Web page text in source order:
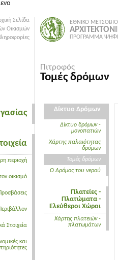
Σελίδα
Οικισμών
περιοχή
οικισμό
Στοιχεία
και
ΕΘΝΙΚΟ
ΠΡΟΓΡΑΜΜΑ
Πιτροφός
Τομές δρόμων
Δίκτυο Δρόμων
Δίκτυο δρόμων -
μονοπατιών
Χάρτης παλαιότητας
δρόμων
Τομές δρόμων
O Δρόμος του νερού
Πλατείες -
Πλατώματα -
Ελεύθεροι Χώροι
Χάρτης πλατειών -
πλατωμάτων